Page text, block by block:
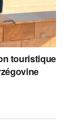
touristique